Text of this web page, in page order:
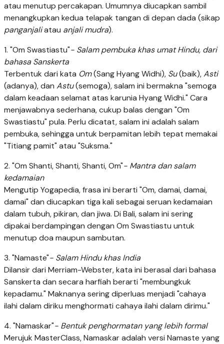
atau menutup percakapan. Umumnya diucapkan sambil
menangkupkan kedua telapak tangan di depan dada (sikap
panganjaliatau anjali mudra).
1. "Om Swastiastu"- Salam pembuka khas umat Hindu, dari
bahasa Sanskerta
Terbentuk dari kata Om(Sang Hyang Widhi), Su(baik),Asti
(adanya), dan Astu(semoga), salam ini bermakna "semoga
dalam keadaan selamat atas karunia Hyang Widhi." Cara
menjawabnya sederhana, cukup balas dengan "Om
Swastiastu" pula. Perlu dicatat, salam ini adalah salam
pembuka, sehingga untuk berpamitan lebih tepat memakai
"Titiang pamit" atau "Suksma."
2. "Om Shanti, Shanti, Shanti, Om"- Mantra dan salam
kedamaian
Mengutip Yogapedia, frasa ini berarti "Om, damai, damai,
damai" dan diucapkan tiga kali sebagai seruan kedamaian
dalam tubuh, pikiran, dan jiwa. Di Bali, salam ini sering
dipakai berdampingan dengan Om Swastiastu untuk
menutup doa maupun sambutan.
3. "Namaste"- Salam Hindu khas India
Dilansir dari Merriam-Webster, kata ini berasal dari bahasa
Sanskerta dan secara harfiah berarti "membungkuk
kepadamu." Maknanya sering diperluas menjadi "cahaya
ilahi dalam diriku menghormati cahaya ilahi dalam dirimu."
4. "Namaskar"- Bentuk penghormatan yang lebih formal
Merujuk MasterClass, Namaskar adalah versi Namaste yang